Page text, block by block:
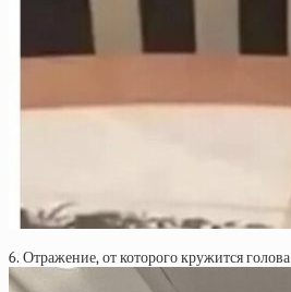
6. Отражение, от которого кружится голова